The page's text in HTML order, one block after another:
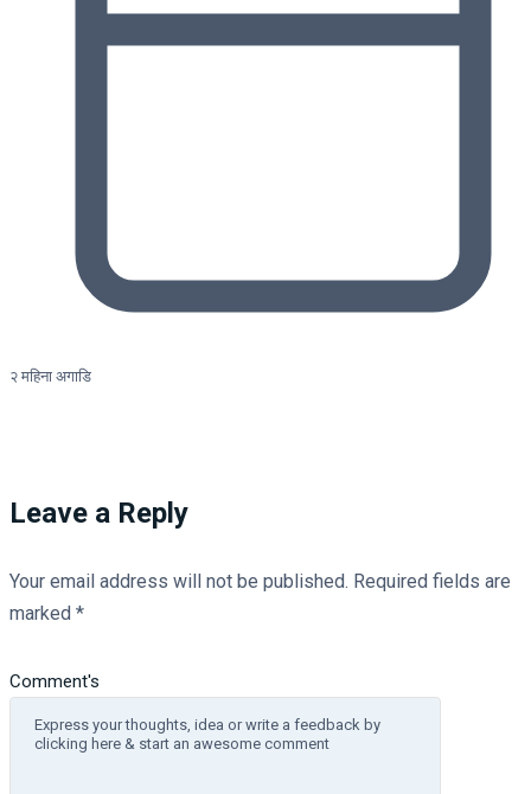
२ महिना अगाडि
Leave a Reply
Your email address will not be published. Required fields are
marked *
Comment's